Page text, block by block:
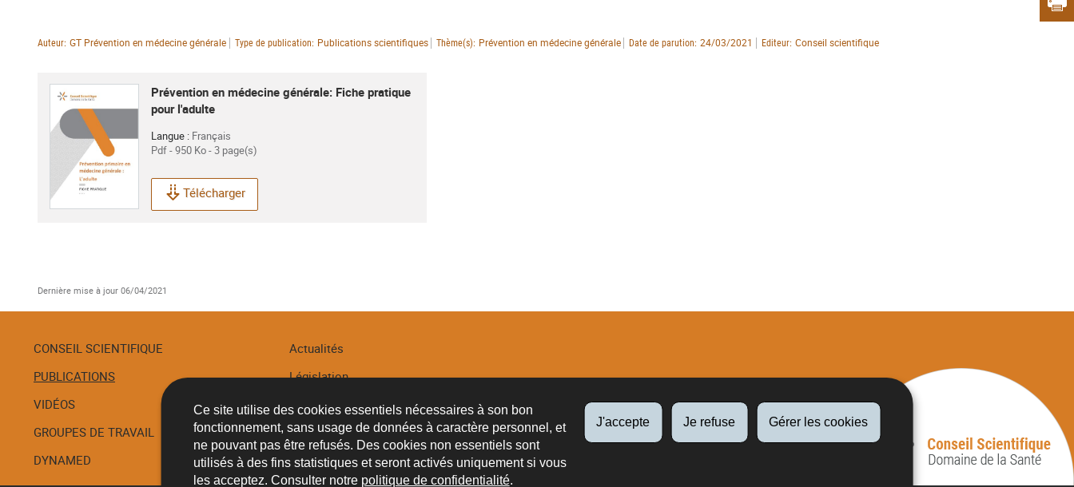
Ce site utilise des cookies essentiels nécessaires à son bon
fonctionnement, sans usage de données à caractère personnel, et
ne pouvant pas être refusés. Des cookies non essentiels sont
utilisés à des fins statistiques et seront activés uniquement si vous
les acceptez. Consulter notre politique de confidentialité.
J'accepte Je refuse Gérer les cookies
Auteur GT Prévention en médecine générale Type de publication Publications scientifiques Thème(s) Prévention en médecine générale Date de parution 24/03/2021 Editeur Conseil scientifique
Prévention en médecine générale: Fiche pratique
pour l'adulte
Langue : Français
Pdf - 950 Ko - 3 page(s)
Télécharger
Dernière mise à jour 06/04/2021
Menu
de
navigation
CONSEIL SCIENTIFIQUE
PUBLICATIONS
VIDÉOS
GROUPES DE TRAVAIL
DYNAMED
Actualités
Législation
Recommandations
Procédures